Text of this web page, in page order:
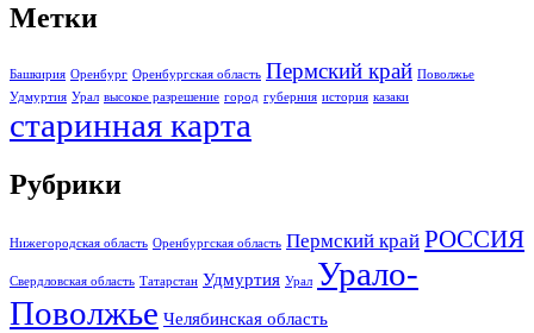
Метки
Башкирия Оренбург Оренбургская область Пермский край Поволжье
Удмуртия Урал высокое разрешение город губерния история казаки
старинная карта
Рубрики
Нижегородская область Оренбургская область Пермский край РОССИЯ
Свердловская область Татарстан Удмуртия Урал Урало-
Поволжье Челябинская область